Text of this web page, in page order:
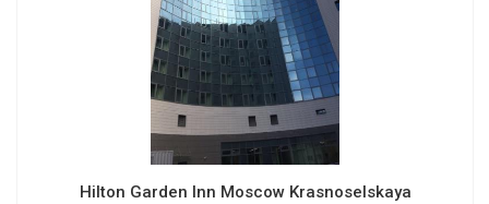
Hilton Garden Inn Moscow Krasnoselskaya